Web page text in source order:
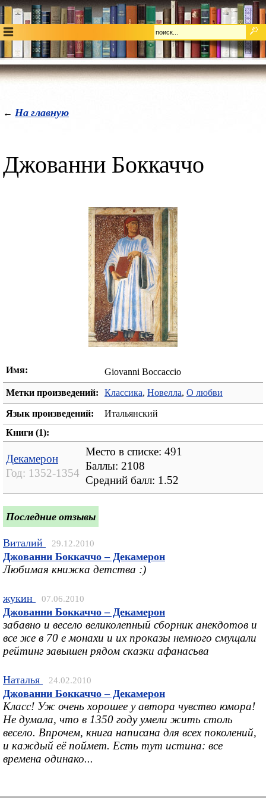
← На главную
Джованни Боккаччо
Имя: Giovanni Boccaccio
Метки произведений: Классика, Новелла, О любви
Язык произведений:
Итальянский
Книги (1):
Декамерон
Год: 1352-1354
Место в списке: 491
Баллы: 2108
Средний балл: 1.52
Последние отзывы
Виталий 29.12.2010
Джованни Боккаччо – Декамерон
Любимая книжка детства :)
жукин 07.06.2010
Джованни Боккаччо – Декамерон
забавно и весело великолепный сборник анекдотов и
все же в 70 е монахи и их проказы немного смущали
рейтинг завышен рядом сказки афанасьва
Наталья 24.02.2010
Джованни Боккаччо – Декамерон
Класс! Уж очень хорошее у автора чувство юмора!
Не думала, что в 1350 году умели жить столь
весело. Впрочем, книга написана для всех поколений,
и каждый её поймет. Есть тут истина: все
времена одинако...